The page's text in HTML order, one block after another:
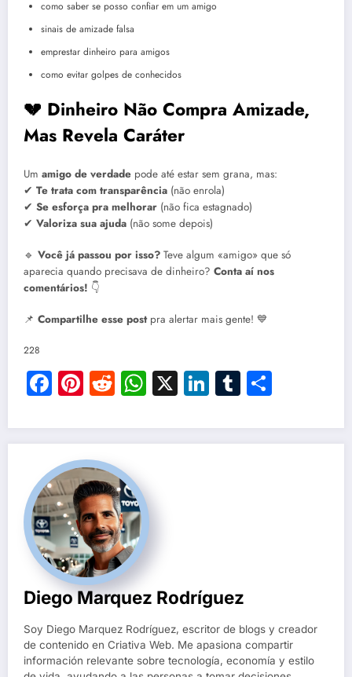
como saber se posso confiar em um amigo
sinais de amizade falsa
emprestar dinheiro para amigos
como evitar golpes de conhecidos
💔 Dinheiro Não Compra Amizade,
Mas Revela Caráter
Um amigo de verdade pode até estar sem grana, mas:
✔ Te trata com transparência (não enrola)
✔ Se esforça pra melhorar (não fica estagnado)
✔ Valoriza sua ajuda (não some depois)
🔹 Você já passou por isso? Teve algum «amigo» que só
aparecia quando precisava de dinheiro? Conta aí nos
comentários! 👇
📌 Compartilhe esse postpra alertar mais gente! 💙
228
Facebook
Pinterest
RedditWhatsApp
X LinkedIn
Tumblr
Diego Marquez Rodríguez
Soy Diego Marquez Rodríguez, escritor de blogs y creador
de contenido en Criativa Web. Me apasiona compartir
información relevante sobre tecnología, economía y estilo